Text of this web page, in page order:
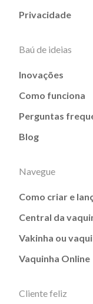
Privacidade
Baú de ideias
Inovações
Como funciona
Perguntas
Blog
Navegue
Como criar e
Central da
Vakinha ou
Vaquinha Online
Cliente feliz